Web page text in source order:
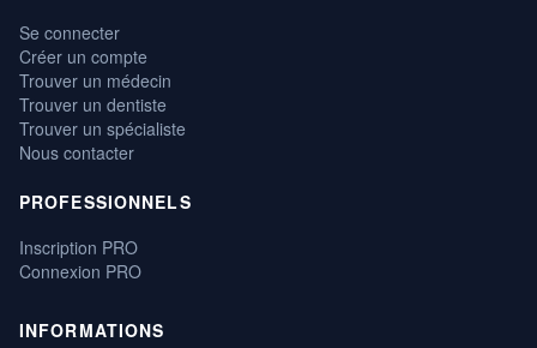
Se connecter
Créer un compte
Trouver un médecin
Trouver un dentiste
Trouver un spécialiste
Nous contacter
PROFESSIONNELS
Inscription PRO
Connexion PRO
INFORMATIONS